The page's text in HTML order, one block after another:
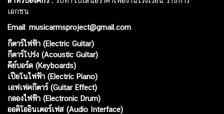
เอกชน
Email: musicarmsproject@gmail.com
กีตาร์ไฟฟ้า (Electric Guitar)
กีตาร์โปร่ง (Acoustic Guitar)
คีย์บอร์ด (Keyboards)
เปียโนไฟฟ้า (Electric Piano)
เอฟเฟคกีตาร์ (Guitar Effect)
กลองไฟฟ้า (Electronic Drum)
ออดิโออินเตอร์เฟส (Audio Interface)